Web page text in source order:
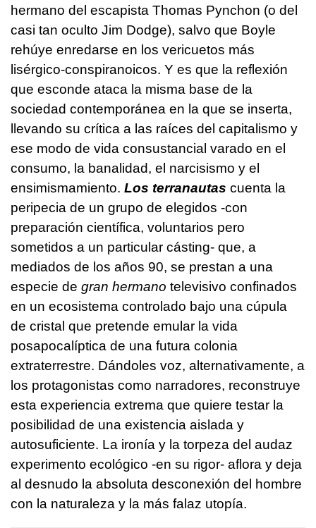
hermano del escapista Thomas Pynchon (o del
casi tan oculto Jim Dodge), salvo que Boyle
rehúye enredarse en los vericuetos más
lisérgico-conspiranoicos. Y es que la reflexión
que esconde ataca la misma base de la
sociedad contemporánea en la que se inserta,
llevando su crítica a las raíces del capitalismo y
ese modo de vida consustancial varado en el
consumo, la banalidad, el narcisismo y el
ensimismamiento. Los terranautas cuenta la
peripecia de un grupo de elegidos -con
preparación científica, voluntarios pero
sometidos a un particular cásting- que, a
mediados de los años 90, se prestan a una
especie de gran hermano televisivo confinados
en un ecosistema controlado bajo una cúpula
de cristal que pretende emular la vida
posapocalíptica de una futura colonia
extraterrestre. Dándoles voz, alternativamente, a
los protagonistas como narradores, reconstruye
esta experiencia extrema que quiere testar la
posibilidad de una existencia aislada y
autosuficiente. La ironía y la torpeza del audaz
experimento ecológico -en su rigor- aflora y deja
al desnudo la absoluta desconexión del hombre
con la naturaleza y la más falaz utopía.